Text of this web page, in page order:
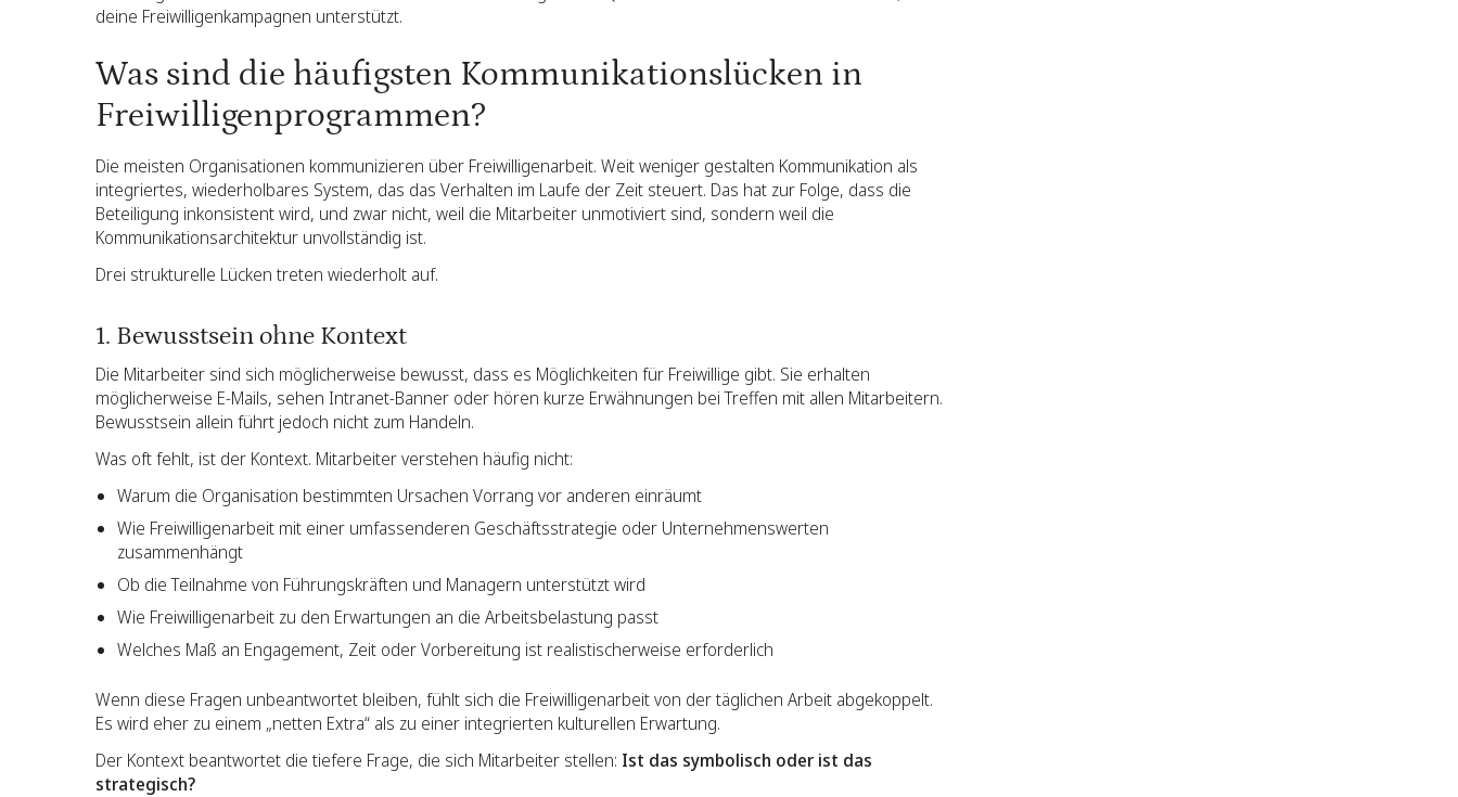
deine Freiwilligenkampagnen unterstützt.
Was sind die häufigsten Kommunikationslücken in
Freiwilligenprogrammen?
Die meisten Organisationen kommunizieren über Freiwilligenarbeit. Weit weniger gestalten Kommunikation als
integriertes, wiederholbares System, das das Verhalten im Laufe der Zeit steuert. Das hat zur Folge, dass die
Beteiligung inkonsistent wird, und zwar nicht, weil die Mitarbeiter unmotiviert sind, sondern weil die
Kommunikationsarchitektur unvollständig ist.
Drei strukturelle Lücken treten wiederholt auf.
1. Bewusstsein ohne Kontext
Die Mitarbeiter sind sich möglicherweise bewusst, dass es Möglichkeiten für Freiwillige gibt. Sie erhalten
möglicherweise E-Mails, sehen Intranet-Banner oder hören kurze Erwähnungen bei Treffen mit allen Mitarbeitern.
Bewusstsein allein führt jedoch nicht zum Handeln.
Was oft fehlt, ist der Kontext. Mitarbeiter verstehen häufig nicht:
Warum die Organisation bestimmten Ursachen Vorrang vor anderen einräumt
Wie Freiwilligenarbeit mit einer umfassenderen Geschäftsstrategie oder Unternehmenswerten
zusammenhängt
Ob die Teilnahme von Führungskräften und Managern unterstützt wird
Wie Freiwilligenarbeit zu den Erwartungen an die Arbeitsbelastung passt
Welches Maß an Engagement, Zeit oder Vorbereitung ist realistischerweise erforderlich
Wenn diese Fragen unbeantwortet bleiben, fühlt sich die Freiwilligenarbeit von der täglichen Arbeit abgekoppelt.
Es wird eher zu einem „netten Extra“ als zu einer integrierten kulturellen Erwartung.
Der Kontext beantwortet die tiefere Frage, die sich Mitarbeiter stellen: Ist das symbolisch oder ist das
strategisch?